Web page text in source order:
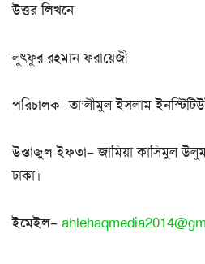
উত্তর লিখনে
লুৎফুর রহমান ফরায়েজী
পরিচালক -তা’লীমুল ইসলাম
উস্তাজুল ইফতা– জামিয়া কাসিমুল
ঢাকা।
ইমেইল–